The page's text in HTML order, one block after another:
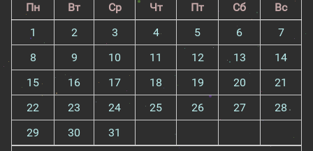
Пн
Вт Ср Чт Пт Сб
Вс
1
2 3 4 5 6
7
8
9 10 11 12 13
14
15
16 17 18 19 20
21
22
23 24 25 26 27
28
29
30
31